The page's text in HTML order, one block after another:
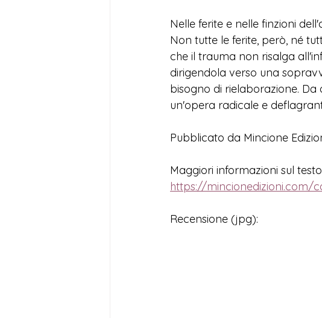
Nelle ferite e nelle finzioni
Non tutte le ferite, però, né
che il trauma non risalga
dirigendola verso una
bisogno di rielaborazione. Da
un'opera radicale e
Pubblicato da Mincione
Maggiori informazioni sul
https://
Recensione (jpg):